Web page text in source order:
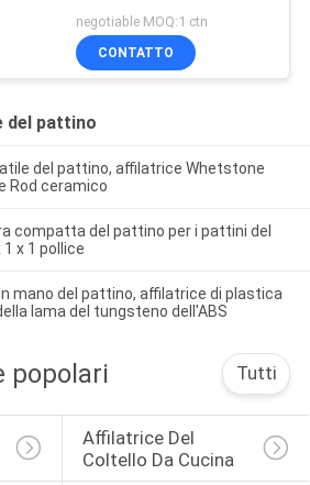
negotiable MOQ:1 ctn
CONTATTO
pattino
del pattino, affilatrice Whetstone
Rod ceramico
compatta del pattino per i pattini del
x 1 pollice
mano del pattino, affilatrice di plastica
lama del tungsteno dell'ABS
popolari Tutti
Affilatrice Del
Coltello Da Cucina